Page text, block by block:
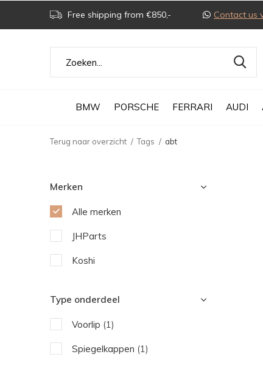
BMW PORSCHE FERRARI AUDI
Free shipping from €850,- Contact us
Terug naar overzicht Tags abt
Merken
Alle merken
JHParts
Koshi
Type onderdeel
Voorlip (1)
Spiegelkappen (1)